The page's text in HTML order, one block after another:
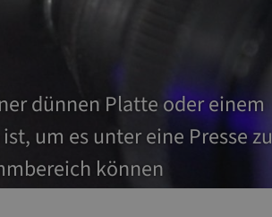
dünnen Platte oder einem
um es unter eine Presse zu
können